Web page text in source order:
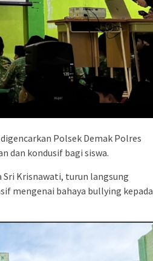
Polsek Demak Polres
dan kondusif bagi siswa.
Sri Krisnawati, turun langsung
mengenai bahaya bullying kepada